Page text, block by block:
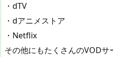
・dTV
・dアニメストア
・Netflix
その他にもたくさんのVODサ